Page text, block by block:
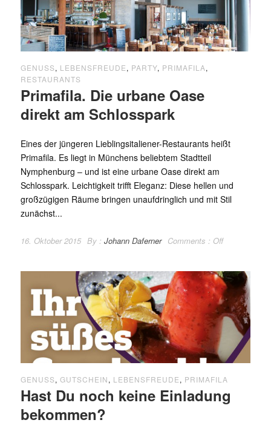
GENUSS, LEBENSFREUDE, PARTY, PRIMAFILA,
RESTAURANTS
Primafila. Die urbane Oase
direkt am Schlosspark
Eines der jüngeren Lieblingsitaliener-Restaurants heißt
Primafila. Es liegt in Münchens beliebtem Stadtteil
Nymphenburg – und ist eine urbane Oase direkt am
Schlosspark. Leichtigkeit trifft Eleganz: Diese hellen und
großzügigen Räume bringen unaufdringlich und mit Stil
zunächst...
16. Oktober 2015 By : Johann Daferner Comments : Off
GENUSS, GUTSCHEIN, LEBENSFREUDE, PRIMAFILA
Hast Du noch keine Einladung
bekommen?